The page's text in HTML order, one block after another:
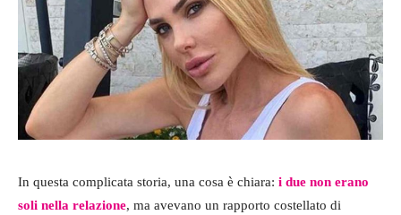
In questa complicata storia, una cosa è chiara: i due non erano
soli nella relazione, ma avevano un rapporto costellato di